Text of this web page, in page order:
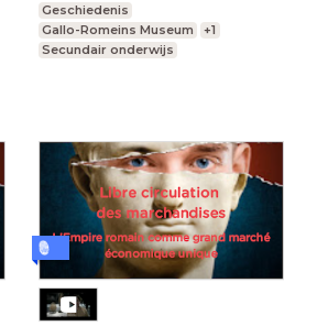
Geschiedenis
Gallo-Romeins Museum
+1
Secundair onderwijs